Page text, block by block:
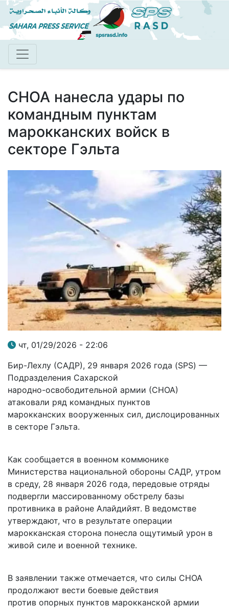
Перейти
к
основному
СНОА нанесла удары по
командным пунктам
марокканских войск в
секторе Гэльта
чт, 01/29/2026 - 22:06
Бир-Лехлу (САДР), 29 января 2026 года (SPS) —
Подразделения Сахарской
народно-освободительной армии (СНОА)
атаковали ряд командных пунктов
марокканских вооруженных сил, дислоцированных
в секторе Гэльта.
Как сообщается в военном коммюнике
Министерства национальной обороны САДР, утром
в среду, 28 января 2026 года, передовые отряды
подвергли массированному обстрелу базы
противника в районе Алайдийят. В ведомстве
утверждают, что в результате операции
марокканская сторона понесла ощутимый урон в
живой силе и военной технике.
В заявлении также отмечается, что силы СНОА
продолжают вести боевые действия
против опорных пунктов марокканской армии